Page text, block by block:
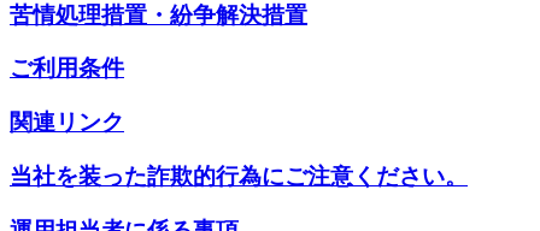
苦情処理措置・紛争解決措置
ご利用条件
関連リンク
当社を装った詐欺的行為にご注意ください。